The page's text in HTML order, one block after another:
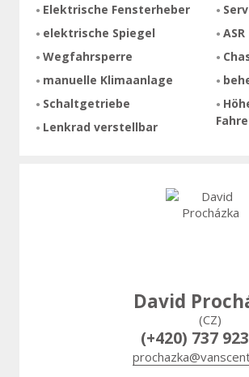
Elektrische Fensterheber
elektrische Spiegel
Wegfahrsperre
manuelle Klimaanlage
Schaltgetriebe
Lenkrad verstellbar
ASR
David
(CZ)
(+420) 737